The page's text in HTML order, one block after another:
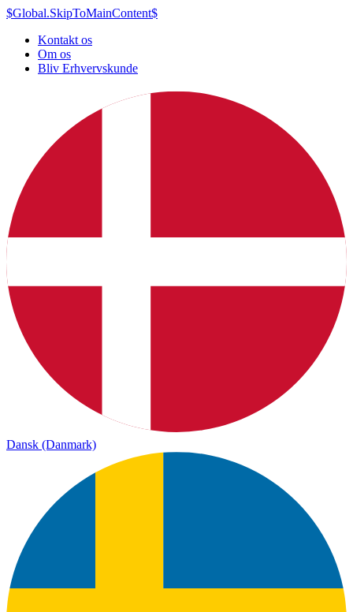
$Global.SkipToMainContent$
Kontakt os
Om os
Bliv Erhvervskunde
Dansk (Danmark)